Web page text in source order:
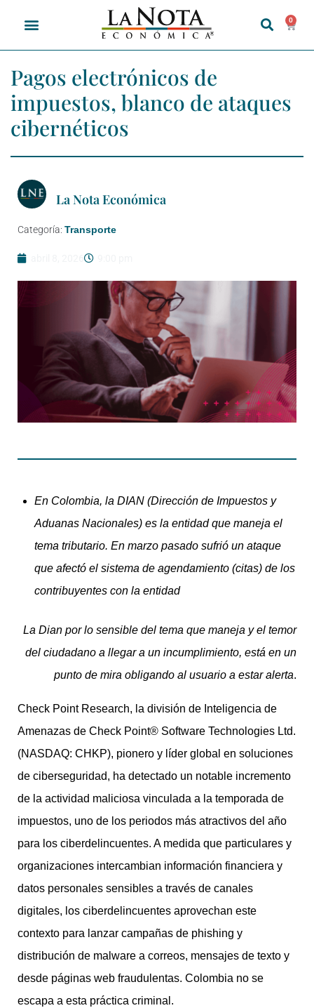
0
Pagos electrónicos de
impuestos, blanco de ataques
cibernéticos
La Nota Económica
Categoría: Transporte
En Colombia, la DIAN (Dirección de Impuestos y
Aduanas Nacionales) es la entidad que maneja el
tema tributario. En marzo pasado sufrió un ataque
que afectó el sistema de agendamiento (citas) de los
contribuyentes con la entidad
La Dian por lo sensible del tema que maneja y el temor
del ciudadano a llegar a un incumplimiento, está en un
punto de mira obligando al usuario a estar alerta.
Check Point Research, la división de Inteligencia de
Amenazas de Check Point® Software Technologies Ltd.
(NASDAQ: CHKP), pionero y líder global en soluciones
de ciberseguridad, ha detectado un notable incremento
de la actividad maliciosa vinculada a la temporada de
impuestos, uno de los periodos más atractivos del año
para los ciberdelincuentes. A medida que particulares y
organizaciones intercambian información financiera y
datos personales sensibles a través de canales
digitales, los ciberdelincuentes aprovechan este
contexto para lanzar campañas de phishing y
distribución de malware a correos, mensajes de texto y
desde páginas web fraudulentas. Colombia no se
escapa a esta práctica criminal.